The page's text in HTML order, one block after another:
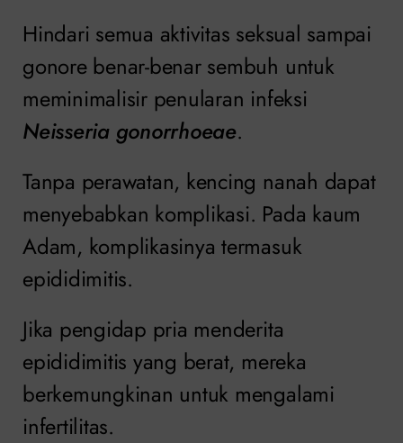
Hindari semua aktivitas seksual sampai
gonore benar-benar sembuh untuk
meminimalisir penularan infeksi
Neisseria gonorrhoeae.
Tanpa perawatan, kencing nanah dapat
menyebabkan komplikasi. Pada kaum
Adam, komplikasinya termasuk
epididimitis.
Jika pengidap pria menderita
epididimitis yang berat, mereka
berkemungkinan untuk mengalami
infertilitas.